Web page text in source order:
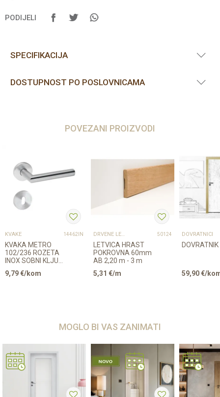
PODIJELI
SPECIFIKACIJA
DOSTUPNOST PO POSLOVNICAMA
POVEZANI PROIZVODI
KVAKE 14462IN
KVAKA METRO
102/236 ROZETA
INOX SOBNI KLJUČ
9,79€/kom
DRVENE LETVICE I PROFILI 50124
LETVICA HRAST
POKROVNA 60mm
AB 2,20 m - 3 m
5,31 €/m
DOVRATNICI
59,90€/
MOGLO BI VAS ZANIMATI